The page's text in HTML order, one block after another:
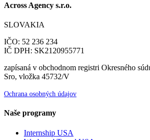
Across Agency s.r.o.
SLOVAKIA
IČO: 52 236 234
IČ DPH: SK2120955771
zapísaná v obchodnom registri Okresného
Sro, vložka 45732/V
Ochrana osobných údajov
Naše programy
Internship USA